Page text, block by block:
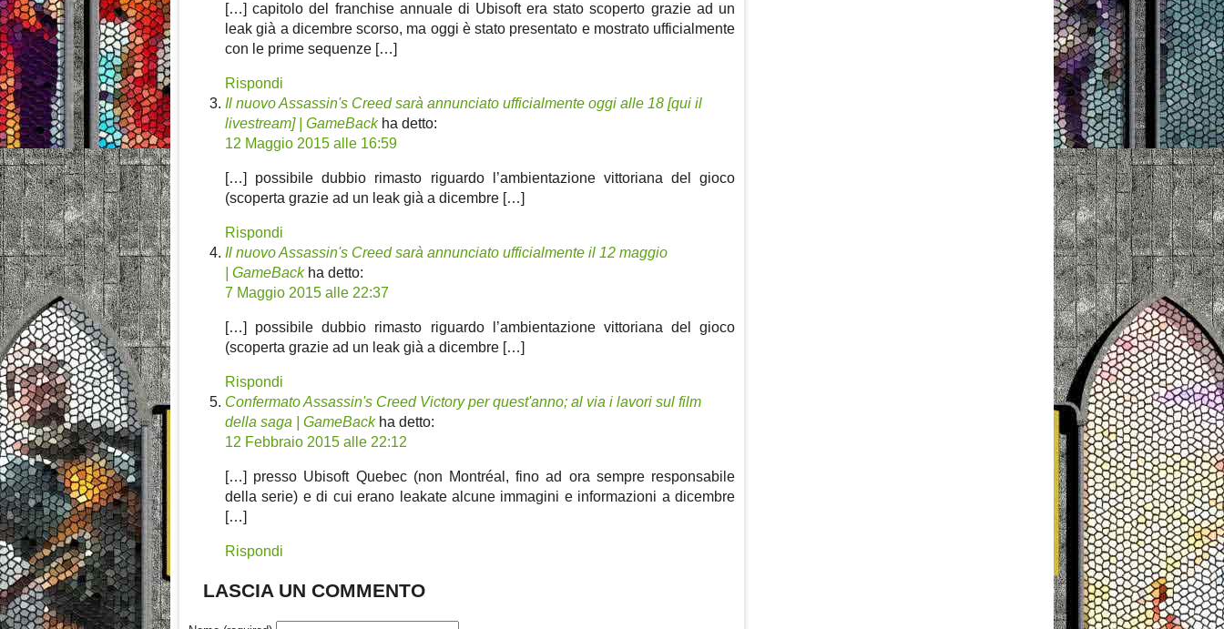
[…] capitolo del franchise annuale di Ubisoft era stato scoperto grazie ad un
leak già a dicembre scorso, ma oggi è stato presentato e mostrato ufficialmente
con le prime sequenze […]
Rispondi
Il nuovo Assassin's Creed sarà annunciato ufficialmente oggi alle 18 [qui il
livestream] | GameBack ha detto:
12 Maggio 2015 alle 16:59
[…] possibile dubbio rimasto riguardo l’ambientazione vittoriana del gioco
(scoperta grazie ad un leak già a dicembre […]
Rispondi
Il nuovo Assassin's Creed sarà annunciato ufficialmente il 12 maggio
| GameBack ha detto:
7 Maggio 2015 alle 22:37
[…] possibile dubbio rimasto riguardo l’ambientazione vittoriana del gioco
(scoperta grazie ad un leak già a dicembre […]
Rispondi
Confermato Assassin's Creed Victory per quest'anno; al via i lavori sul film
della saga | GameBack ha detto:
12 Febbraio 2015 alle 22:12
[…] presso Ubisoft Quebec (non Montréal, fino ad ora sempre responsabile
della serie) e di cui erano leakate alcune immagini e informazioni a dicembre
[…]
Rispondi
LASCIA UN COMMENTO